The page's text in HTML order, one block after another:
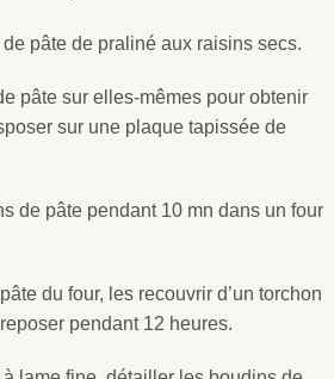
pâte de praliné aux raisins secs.
pâte sur elles-mêmes pour obtenir
sur une plaque tapissée de
de pâte pendant 10 mn dans un four
du four, les recouvrir d’un torchon
pendant 12 heures.